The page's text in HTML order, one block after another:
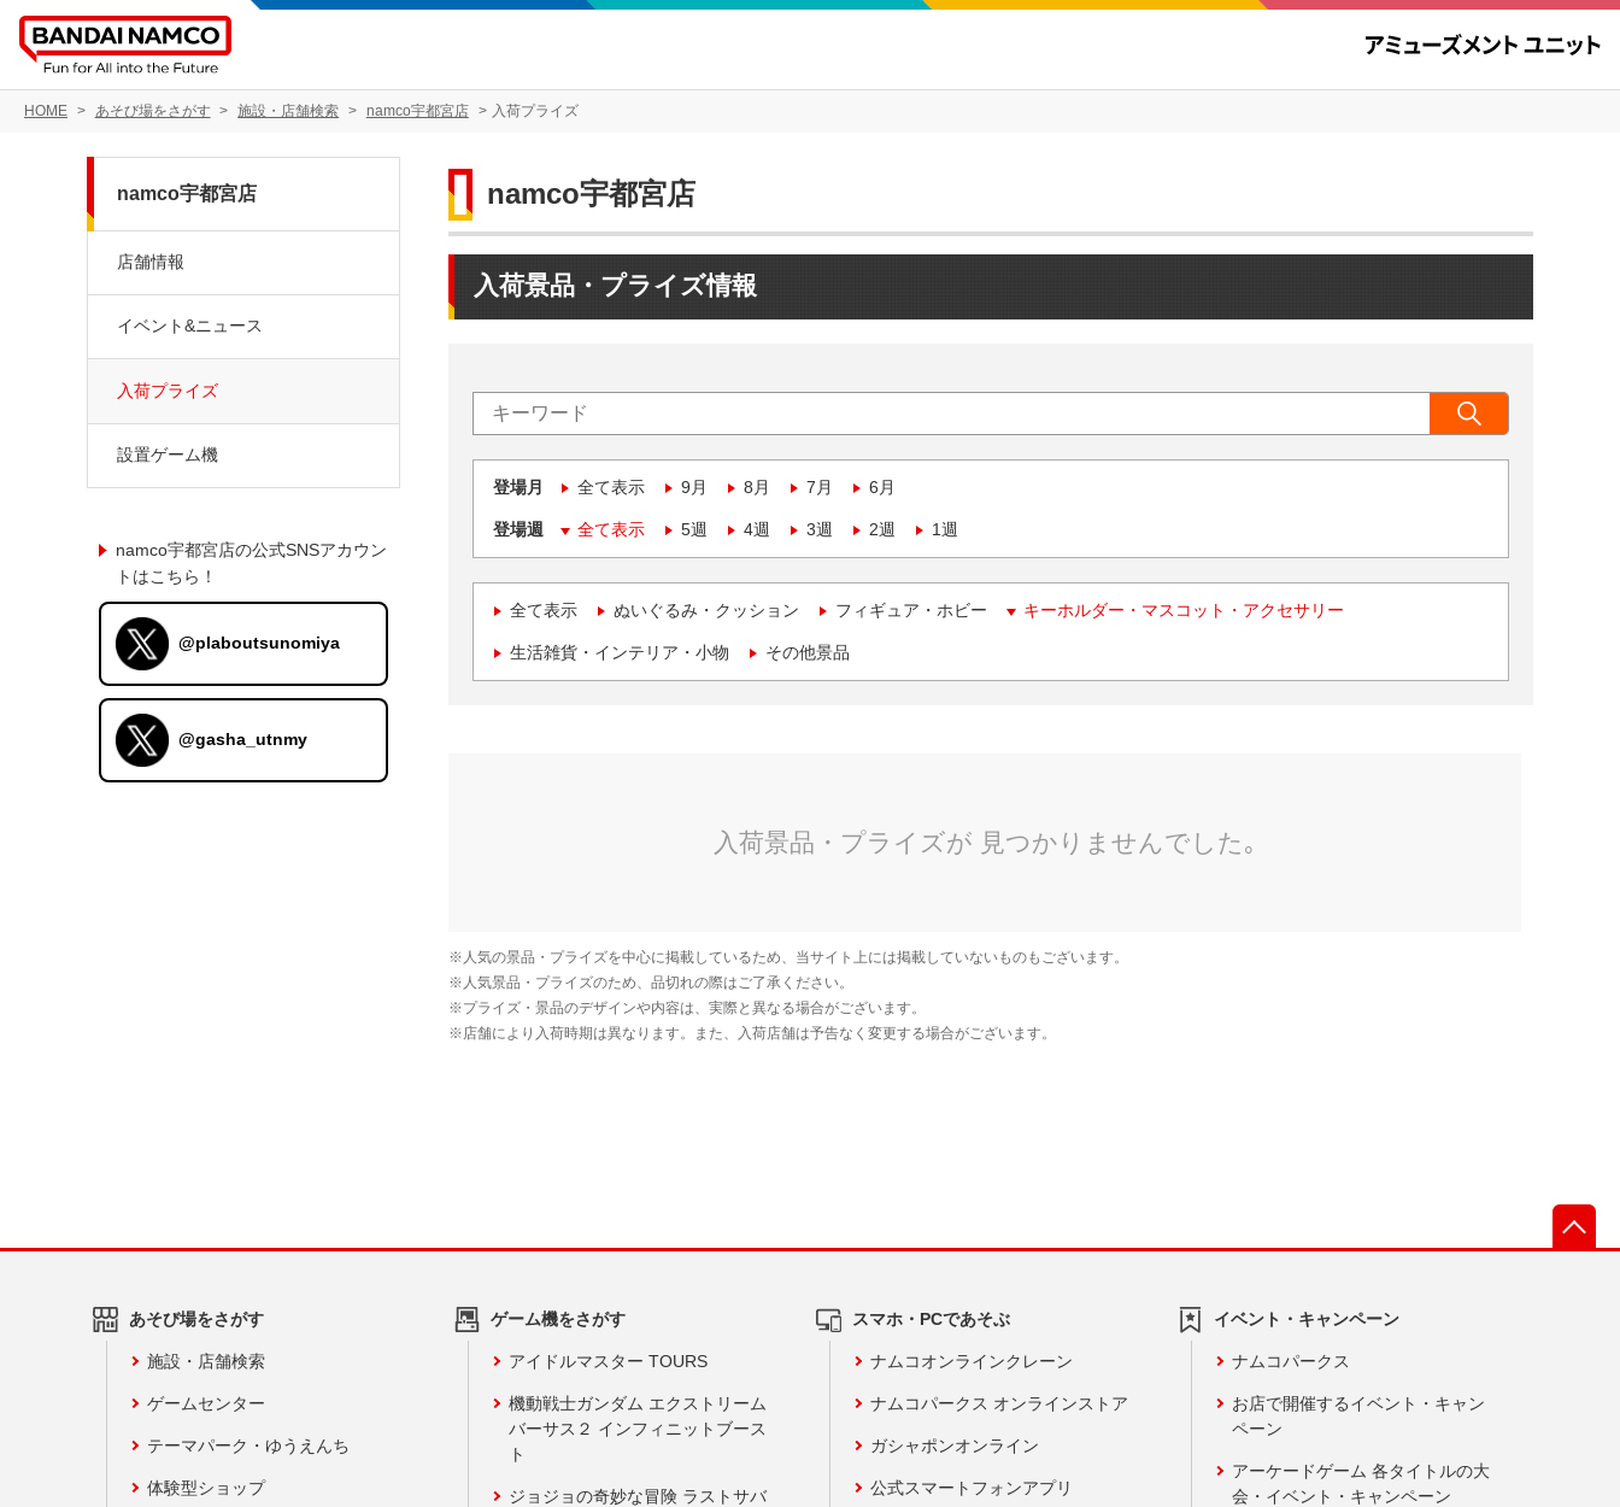
HOME あそび場をさがす 施設・店舗検索 namco宇都宮店 入荷プライズ
namco宇都宮店
入荷景品・プライズ情報
登場月 全て表示 9月 8月 7月 6月
登場週 全て表示 5週 4週 3週 2週 1週
全て表示 ぬいぐるみ・クッション フィギュア・ホビー キーホルダー・マスコット・アクセサリー
生活雑貨・インテリア・小物 その他景品
namco宇都宮店
店舗情報
イベント&ニュース
入荷プライズ
設置ゲーム機
namco宇都宮店の公式SNSアカウン
トはこちら！
@plaboutsunomiya
@gasha_utnmy
あそび場をさがす
施設・店舗検索
ゲームセンター
テーマパーク・ゆうえんち
体験型ショップ
ゲーム機をさがす
アイドルマスター TOURS
機動戦士ガンダム エクストリーム
バーサス２ インフィニットブース
ト
ジョジョの奇妙な冒険 ラストサバ
スマホ・PCであそぶ
ナムコオンラインクレーン
ナムコパークス オンラインストア
ガシャポンオンライン
公式スマートフォンアプリ
イベント・キャンペーン
ナムコパークス
お店で開催するイベント・キャン
ペーン
アーケードゲーム 各タイトルの大
会・イベント・キャンペーン